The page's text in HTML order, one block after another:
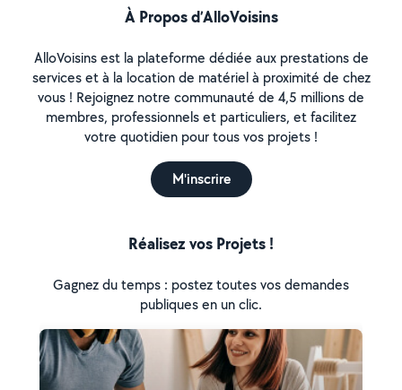
À Propos d’AlloVoisins
AlloVoisins est la plateforme dédiée aux prestations de
services et à la location de matériel à proximité de chez
vous ! Rejoignez notre communauté de 4,5 millions de
membres, professionnels et particuliers, et facilitez
votre quotidien pour tous vos projets !
M'inscrire
Réalisez vos Projets !
Gagnez du temps : postez toutes vos demandes
publiques en un clic.